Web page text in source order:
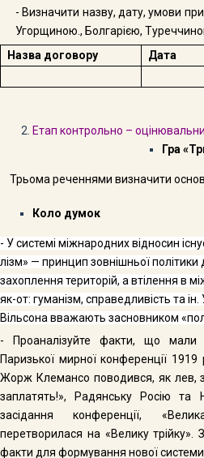
- Визначити назву, дату, умови
Угорщиною., Болгарією,
Назва договору
Дата
Етап контрольно –
Гра
Трьома реченнями визначити
Коло думок
- У системі міжнародних відносин
лізм» — принцип зовнішньої
захоплення територій, а втілення в
як-от: гуманізм, справедливість та ін.
Вільсона вважають засновником
- Проаналізуйте факти, що мали
Паризької мирної конференції 1919
Жорж Клемансо поводився, як лев,
заплатять!», Ра­дянську Росію та
засідання конференції,
перетворилася на «Велику трійку».
факти для формування нової